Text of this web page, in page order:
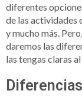
diferentes
de las actividades
y mucho más. Pero,
daremos las
las tengas claras